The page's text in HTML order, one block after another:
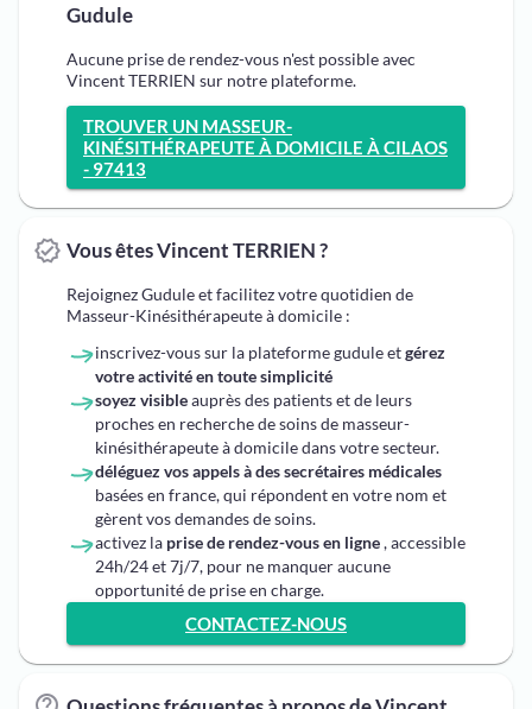
Gudule
Aucune prise de rendez-vous n'est possible avec
Vincent TERRIEN sur notre plateforme.
TROUVER UN MASSEUR-
KINÉSITHÉRAPEUTE À DOMICILE À CILAOS
- 97413
Vous êtes Vincent TERRIEN ?
Rejoignez Gudule et facilitez votre quotidien de
Masseur-Kinésithérapeute à domicile :
inscrivez-vous sur la plateforme gudule etgérez
votre activité en toute simplicité
soyez visibleauprès des patients et de leurs
proches en recherche de soins de masseur-
kinésithérapeute à domicile dans votre secteur.
déléguez vos appels à des secrétaires médicales
basées en france, qui répondent en votre nom et
gèrent vos demandes de soins.
activez la prise de rendez-vous en ligne, accessible
24h/24 et 7j/7, pour ne manquer aucune
opportunité de prise en charge.
CONTACTEZ-NOUS